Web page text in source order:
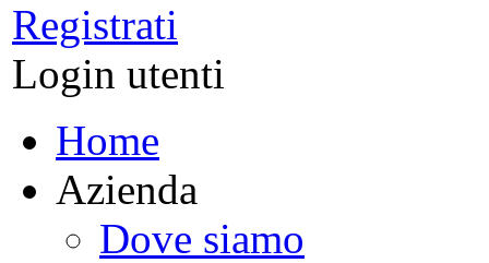
Registrati
Login utenti
Home
Azienda
Dove siamo